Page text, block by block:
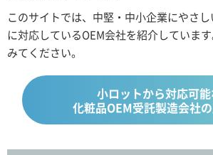
このサイトでは、中堅・中小企業にやさし
に対応しているOEM会社を紹介していま
みてください。
小ロットから対応可
化粧品OEM受託製造会社